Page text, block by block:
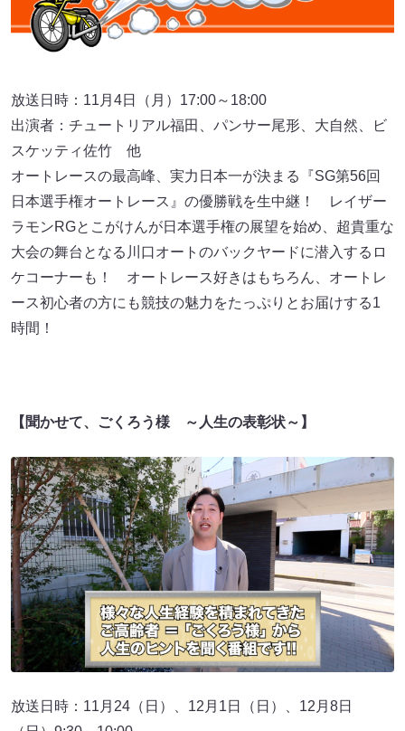
放送日時：11月4日（月）17:00～18:00
出演者：チュートリアル福田、パンサー尾形、大自然、ビ
スケッティ佐竹 他
オートレースの最高峰、実力日本一が決まる『SG第56回
日本選手権オートレース』の優勝戦を生中継！ レイザー
ラモンRGとこがけんが日本選手権の展望を始め、超貴重な
大会の舞台となる川口オートのバックヤードに潜入するロ
ケコーナーも！ オートレース好きはもちろん、オートレ
ース初心者の方にも競技の魅力をたっぷりとお届けする1
時間！
【聞かせて、ごくろう様 ～人生の表彰状～】
放送日時：11月24（日）、12月1日（日）、12月8日